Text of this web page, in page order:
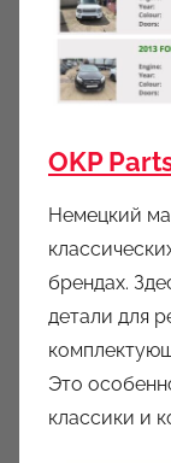
OKP
Немецкий
брендах.
детали для
Это
классики и